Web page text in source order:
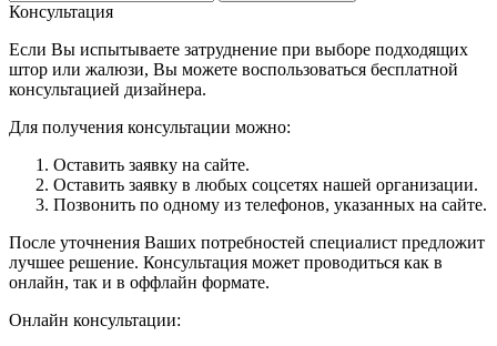
Консультация
Если Вы испытываете затруднение при выборе подходящих
штор или жалюзи, Вы можете воспользоваться бесплатной
консультацией дизайнера.
Для получения консультации можно:
Оставить заявку на сайте.
Оставить заявку в любых соцсетях нашей организации.
Позвонить по одному из телефонов, указанных на сайте.
После уточнения Ваших потребностей специалист предложит
лучшее решение. Консультация может проводиться как в
онлайн, так и в оффлайн формате.
Онлайн консультации: